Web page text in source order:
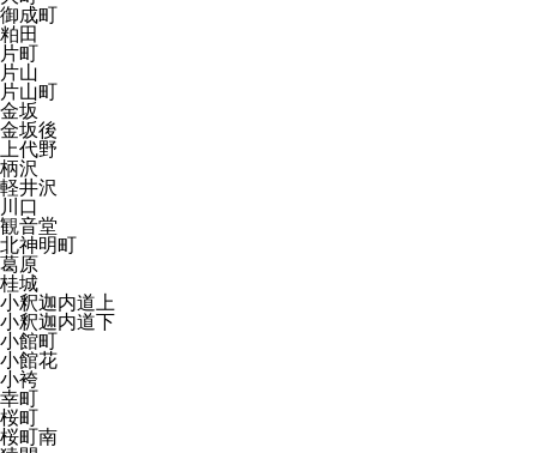
御成町
粕田
片町
片山
片山町
金坂
金坂後
上代野
柄沢
軽井沢
川口
観音堂
北神明町
葛原
桂城
小釈迦内道上
小釈迦内道下
小館町
小館花
小袴
幸町
桜町
桜町南